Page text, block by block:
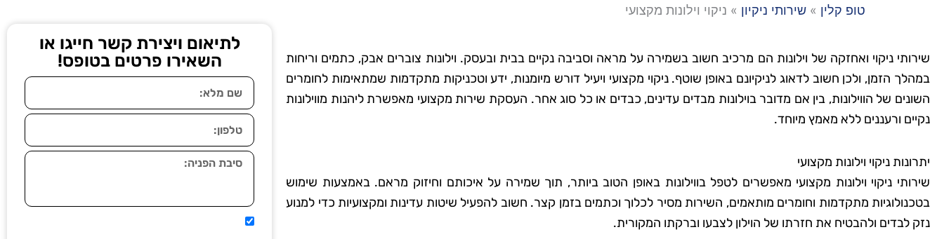
טופ קלין » שירותי ניקיון » ניקוי וילונות מקצועי
שירותי ניקוי ואחזקה של וילונות הם מרכיב חשוב בשמירה על מראה וסביבה נקיים בבית ובעסק. וילונות צוברים אבק, כתמים וריחות
במהלך הזמן, ולכן חשוב לדאוג לניקיונם באופן שוטף. ניקוי מקצועי ויעיל דורש מיומנות, ידע וטכניקות מתקדמות שמתאימות לחומרים
השונים של הווילונות, בין אם מדובר בוילונות מבדים עדינים, כבדים או כל סוג אחר. העסקת שירות מקצועי מאפשרת ליהנות מווילונות
נקיים ורעננים ללא מאמץ מיוחד.
יתרונות ניקוי וילונות מקצועי
שירותי ניקוי וילונות מקצועי מאפשרים לטפל בווילונות באופן הטוב ביותר, תוך שמירה על איכותם וחיזוק מראם. באמצעות שימוש
בטכנולוגיות מתקדמות וחומרים מותאמים, השירות מסיר לכלוך וכתמים בזמן קצר. חשוב להפעיל שיטות עדינות ומקצועיות כדי למנוע
נזק לבדים ולהבטיח את חזרתו של הוילון לצבעו וברקתו המקורית.
לתיאום ויצירת קשר חייגו או
השאירו פרטים בטופס!